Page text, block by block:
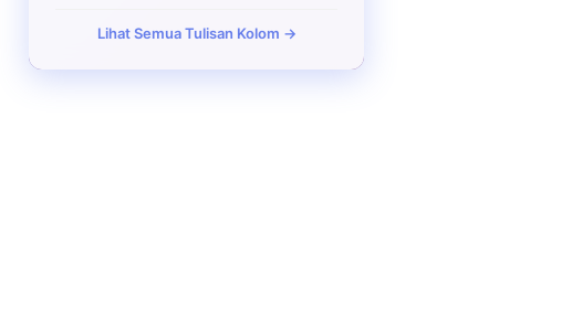
Lihat Semua Tulisan Kolom →